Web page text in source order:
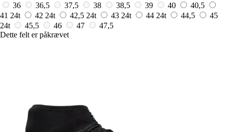
36
36,5 37,5 38 38,5 39 40
40,5
41 24t 42 24t 42,5 24t 43 24t 44 24t 44,5
45
24t
45,5 46 47
47,5
Dette felt er påkrævet